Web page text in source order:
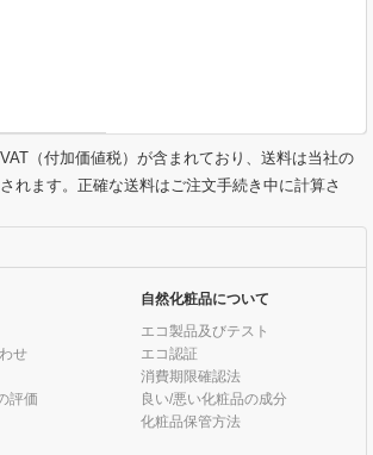
（付加価値税）が含まれており、送料は当社の
れます。正確な送料はご注文手続き中に計算さ
せ
評価
自然化粧品について
エコ製品及びテスト
エコ認証
消費期限確認法
良い/悪い化粧品の成分
化粧品保管方法